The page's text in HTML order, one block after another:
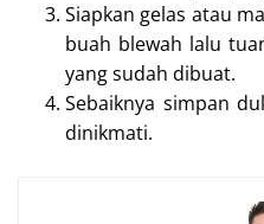
Siapkan gelas atau
buah blewah lalu
yang sudah dibuat.
Sebaiknya simpan
dinikmati.